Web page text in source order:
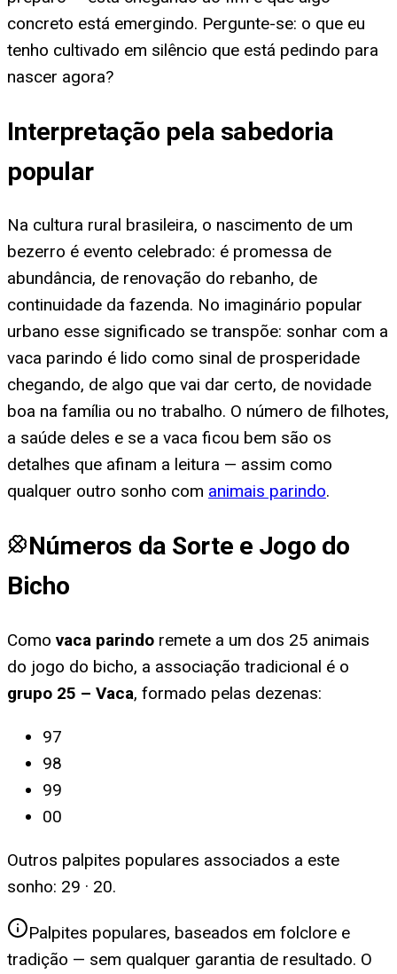
concreto está emergindo. Pergunte-se: o que eu
tenho cultivado em silêncio que está pedindo para
nascer agora?
Interpretação pela sabedoria
popular
Na cultura rural brasileira, o nascimento de um
bezerro é evento celebrado: é promessa de
abundância, de renovação do rebanho, de
continuidade da fazenda. No imaginário popular
urbano esse significado se transpõe: sonhar com a
vaca parindo é lido como sinal de prosperidade
chegando, de algo que vai dar certo, de novidade
boa na família ou no trabalho. O número de filhotes,
a saúde deles e se a vaca ficou bem são os
detalhes que afinam a leitura — assim como
qualquer outro sonho com animais parindo.
Números da Sorte e Jogo do
Bicho
Como vaca parindo remete a um dos 25 animais
do jogo do bicho, a associação tradicional é o
grupo 25 – Vaca, formado pelas dezenas:
97
98
99
00
Outros palpites populares associados a este
sonho: 29 · 20.
Palpites populares, baseados em folclore e
tradição — sem qualquer garantia de resultado. O